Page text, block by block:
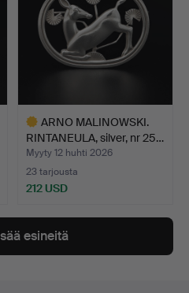
ARNO MALINOWSKI.
RINTANEULA, silver, nr 25…
Myyty 12 huhti 2026
23 tarjousta
212 USD
esineitä